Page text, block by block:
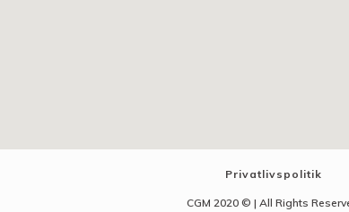
Privatlivspolitik
CGM 2020 ©​ | All Rights